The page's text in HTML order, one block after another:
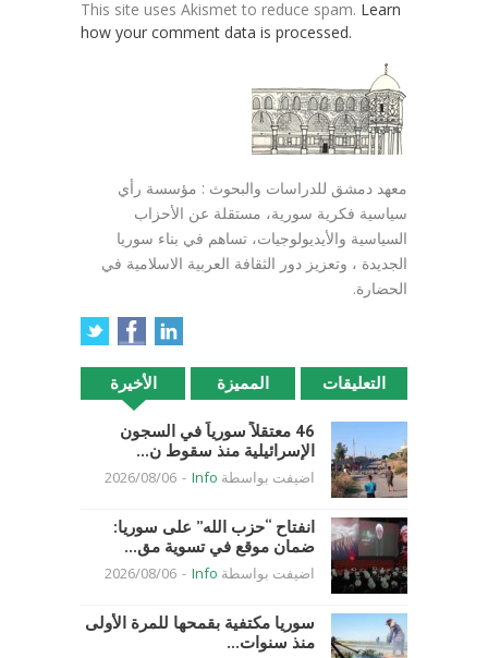
This site uses Akismet to reduce spam. Learn
how your comment data is processed.
معهد دمشق للدراسات والبحوث : مؤسسة رأي
سياسية فكرية سورية، مستقلة عن الأحزاب
السياسية والأيديولوجيات، تساهم في بناء سوريا
الجديدة ، وتعزيز دور الثقافة العربية الاسلامية في
الحضارة.
الأخيرة المميزة التعليقات
46 معتقلاً سورياً في السجون
الإسرائيلية منذ سقوط ن...
اضيفت بواسطة Info
-
2026/08/06
انفتاح “حزب الله” على سوريا:
ضمان موقع في تسوية مق...
اضيفت بواسطة Info
-
2026/08/06
سوريا مكتفية بقمحها للمرة الأولى
منذ سنوات...